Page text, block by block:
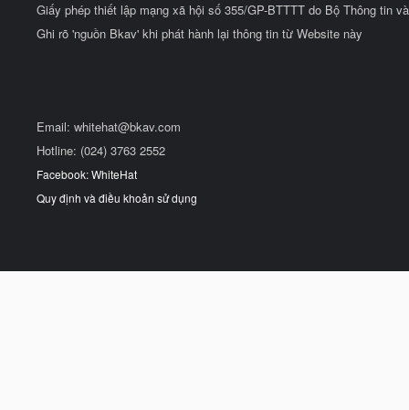
Giấy phép thiết lập mạng xã hội số 355/GP-BTTTT do Bộ Thông tin
Ghi rõ 'nguồn Bkav' khi phát hành lại thông tin từ Website này
Email: whitehat@bkav.com
Hotline: (024) 3763 2552
Facebook: WhiteHat
Quy định và điều khoản sử dụng